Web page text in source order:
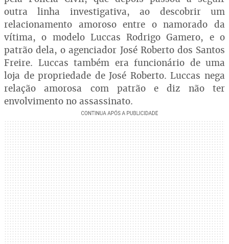
outra linha investigativa, ao descobrir um
relacionamento amoroso entre o namorado da
vítima, o modelo Luccas Rodrigo Gamero, e o
patrão dela, o agenciador José Roberto dos Santos
Freire. Luccas também era funcionário de uma
loja de propriedade de José Roberto. Luccas nega
relação amorosa com patrão e diz não ter
envolvimento no assassinato.